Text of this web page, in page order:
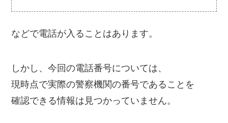
などで電話が入ることはあります。
しかし、今回の電話番号については、
現時点で実際の警察機関の番号であることを
確認できる情報は見つかっていません。